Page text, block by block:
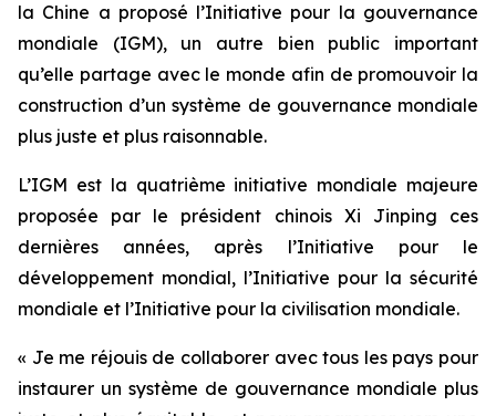
la Chine a proposé l’Initiative pour la gouvernance
mondiale (IGM), un autre bien public important
qu’elle partage avec le monde afin de promouvoir la
construction d’un système de gouvernance mondiale
plus juste et plus raisonnable.
L’IGM est la quatrième initiative mondiale majeure
proposée par le président chinois Xi Jinping ces
dernières années, après l’Initiative pour le
développement mondial, l’Initiative pour la sécurité
mondiale et l’Initiative pour la civilisation mondiale.
« Je me réjouis de collaborer avec tous les pays pour
instaurer un système de gouvernance mondiale plus